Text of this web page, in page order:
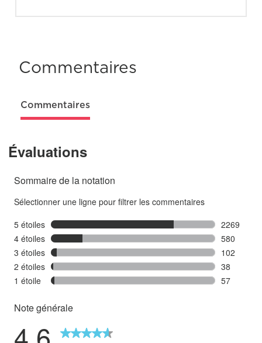
Commentaires
Commentaires